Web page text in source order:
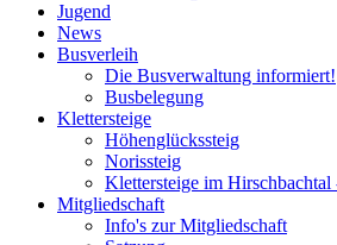
Jugend
News
Busverleih
Die Busverwaltung informiert!
Busbelegung
Klettersteige
Höhenglückssteig
Norissteig
Klettersteige im
Mitgliedschaft
Info's zur Mitgliedschaft